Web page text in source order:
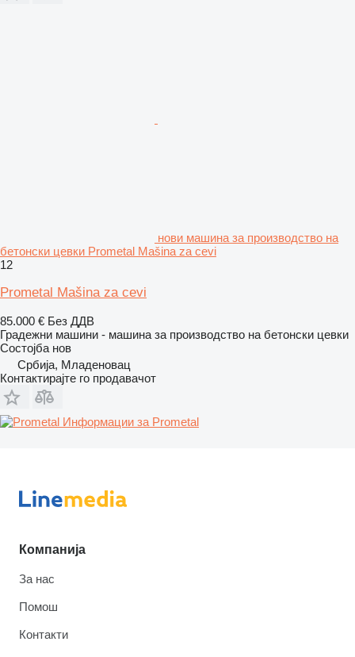
нови машина за производство на
бетонски цевки Prometal Mašina za cevi
12
Prometal Mašina za cevi
85.000 € Без ДДВ
Градежни машини - машина за производство на бетонски цевки
Состојба нов
Србија, Младеновац
Контактирајте го продавачот
Информации за Prometal
Компанија
За нас
Помош
Контакти